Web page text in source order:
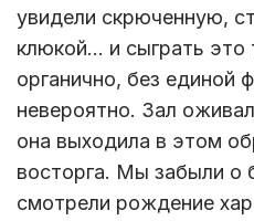
увидели скрюченную,
клюкой… и сыграть это
органично, без единой
невероятно. Зал
она выходила в этом
восторга. Мы забыли о
смотрели рождение